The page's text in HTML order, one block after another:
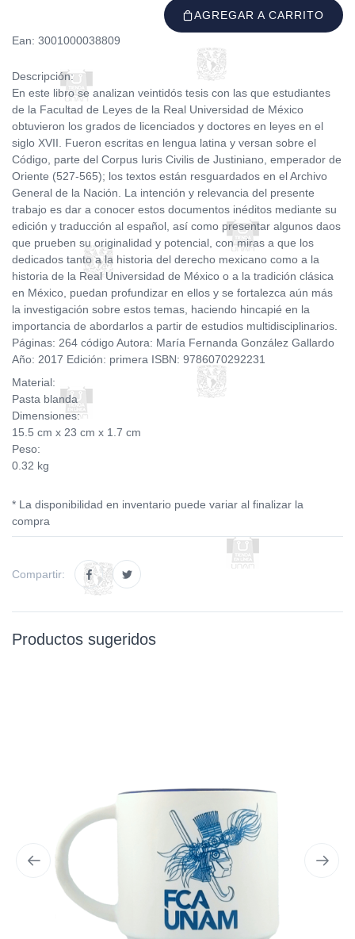
AGREGAR A CARRITO
Ean: 3001000038809
Descripción:
En este libro se analizan veintidós tesis con las que estudiantes
de la Facultad de Leyes de la Real Universidad de México
obtuvieron los grados de licenciados y doctores en leyes en el
siglo XVII. Fueron escritas en lengua latina y versan sobre el
Código, parte del Corpus Iuris Civilis de Justiniano, emperador de
Oriente (527-565); los textos están resguardados en el Archivo
General de la Nación. La intención y relevancia del presente
trabajo es dar a conocer estos documentos inéditos mediante su
edición y traducción al español, así como presentar algunos daos
que prueben su originalidad y potencial, con miras a que los
dedicados tanto a la historia del derecho mexicano como a la
historia de la Real Universidad de México o a la tradición clásica
en México, puedan profundizar en ellos y se fortalezca aún más
la investigación sobre estos temas, haciendo hincapié en la
importancia de abordarlos a partir de estudios multidisciplinarios.
Páginas: 264 código Autora: María Fernanda González Gallardo
Año: 2017 Edición: primera ISBN: 9786070292231
Material:
Pasta blanda
Dimensiones:
15.5 cm x 23 cm x 1.7 cm
Peso:
0.32 kg
* La disponibilidad en inventario puede variar al finalizar la
compra
Compartir:
Productos sugeridos